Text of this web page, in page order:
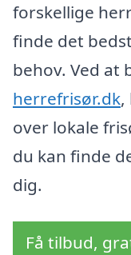
forskellige
finde det
behov. Ved at
herrefrisør.dk,
over lokale
du kan finde
dig.
Få tilbud,